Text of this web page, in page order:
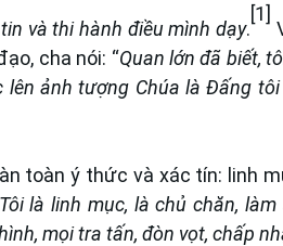
và thi hành điều mình dạy.
[1]
cha nói: “Quan lớn đã biết,
lên ảnh tượng Chúa là Đấng
toàn ý thức và xác tín: linh
là linh mục, là chủ chăn,
mọi tra tấn, đòn vọt, chấp